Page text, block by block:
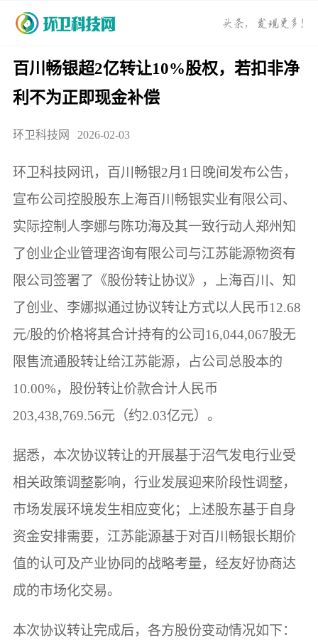
百川畅银超2亿转让10%股权，若扣非净
利不为正即现金补偿
环卫科技网 2026-02-03
环卫科技网讯，百川畅银2月1日晚间发布公告，
宣布公司控股股东上海百川畅银实业有限公司、
实际控制人李娜与陈功海及其一致行动人郑州知
了创业企业管理咨询有限公司与江苏能源物资有
限公司签署了《股份转让协议》，上海百川、知
了创业、李娜拟通过协议转让方式以人民币12.68
元/股的价格将其合计持有的公司16,044,067股无
限售流通股转让给江苏能源，占公司总股本的
10.00%，股份转让价款合计人民币
203,438,769.56元（约2.03亿元）。
据悉，本次协议转让的开展基于沼气发电行业受
相关政策调整影响，行业发展迎来阶段性调整，
市场发展环境发生相应变化；上述股东基于自身
资金安排需要，江苏能源基于对百川畅银长期价
值的认可及产业协同的战略考量，经友好协商达
成的市场化交易。
本次协议转让完成后，各方股份变动情况如下：